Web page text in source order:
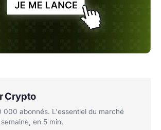
Crypto
000 abonnés. L'essentiel du marché
en 5 min.